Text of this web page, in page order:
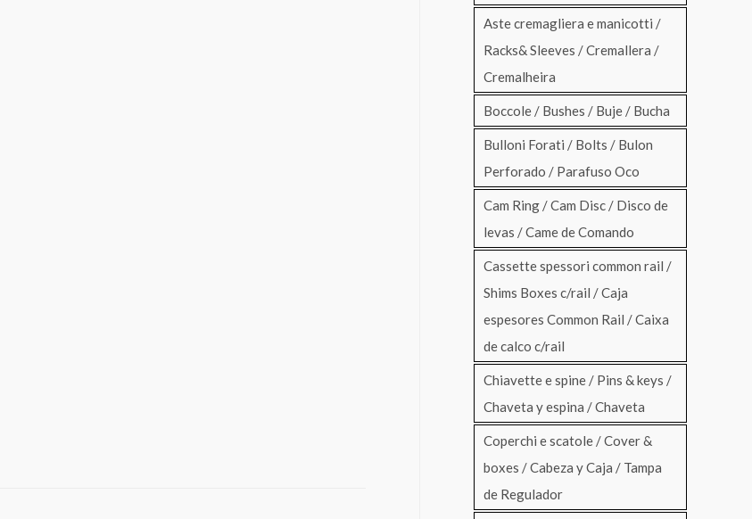
Aste cremagliera e manicotti /
Racks& Sleeves / Cremallera /
Cremalheira
Boccole / Bushes / Buje / Bucha
Bulloni Forati / Bolts / Bulon
Perforado / Parafuso Oco
Cam Ring / Cam Disc / Disco de
levas / Came de Comando
Cassette spessori common rail /
Shims Boxes c/rail / Caja
espesores Common Rail / Caixa
de calco c/rail
Chiavette e spine / Pins & keys /
Chaveta y espina / Chaveta
Coperchi e scatole / Cover &
boxes / Cabeza y Caja / Tampa
de Regulador